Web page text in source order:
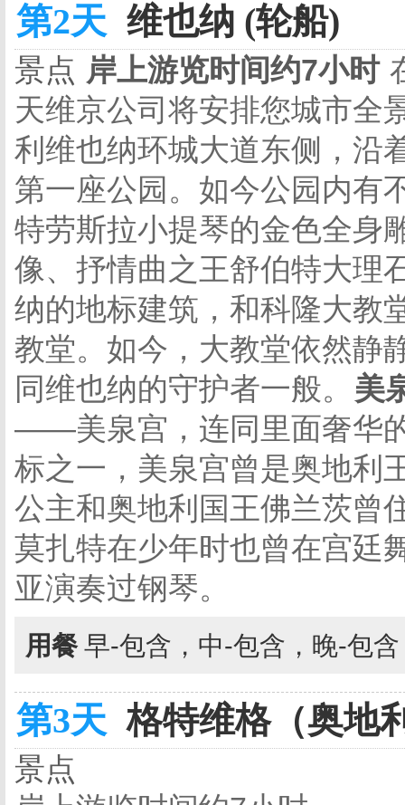
第2天 维也纳 (轮船)
景点 岸上游览时间约7小时
天维京公司将安排您城市全
利维也纳环城大道东侧，沿
第一座公园。如今公园内有
特劳斯拉小提琴的金色全身
像、抒情曲之王舒伯特大理
纳的地标建筑，和科隆大教
教堂。如今，大教堂依然静
同维也纳的守护者一般。
美
——美泉宫，连同里面奢华
标之一，美泉宫曾是奥地利
公主和奥地利国王佛兰茨曾
莫扎特在少年时也曾在宫廷
亚演奏过钢琴。
用餐 早-包含，中-包含，晚-包
第3天 格特维格（奥地
景点